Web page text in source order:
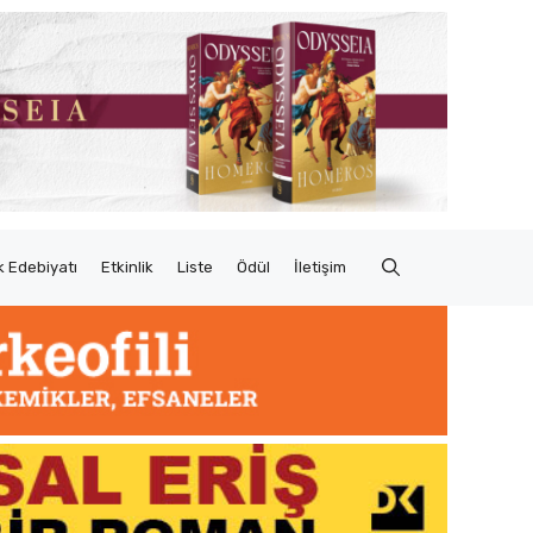
Edebiyatı Etkinlik Liste Ödül İletişim